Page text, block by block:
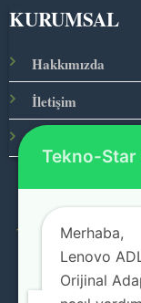
KURUMSAL
Hakkımızda
İletişim
©
Tekno-Star
Merhaba,
Lenovo
Orijinal